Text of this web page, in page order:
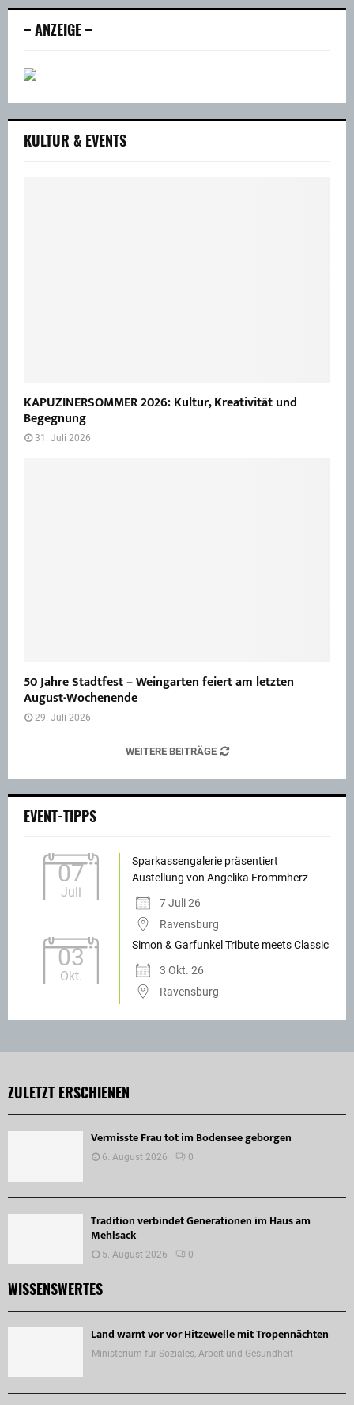
– ANZEIGE –
KULTUR & EVENTS
KAPUZINERSOMMER 2026: Kultur, Kreativität und
Begegnung
31. Juli 2026
50 Jahre Stadtfest – Weingarten feiert am letzten
August-Wochenende
29. Juli 2026
WEITERE BEITRÄGE
EVENT-TIPPS
07
Juli
Sparkassengalerie präsentiert
Austellung von Angelika Frommherz
7 Juli 26
Ravensburg
03
Okt.
Simon & Garfunkel Tribute meets Classic
3 Okt. 26
Ravensburg
ZULETZT ERSCHIENEN
Vermisste Frau tot im Bodensee geborgen
6. August 2026 0
Tradition verbindet Generationen im Haus am
Mehlsack
5. August 2026 0
WISSENSWERTES
Land warnt vor vor Hitzewelle mit Tropennächten
Ministerium für Soziales, Arbeit und Gesundheit